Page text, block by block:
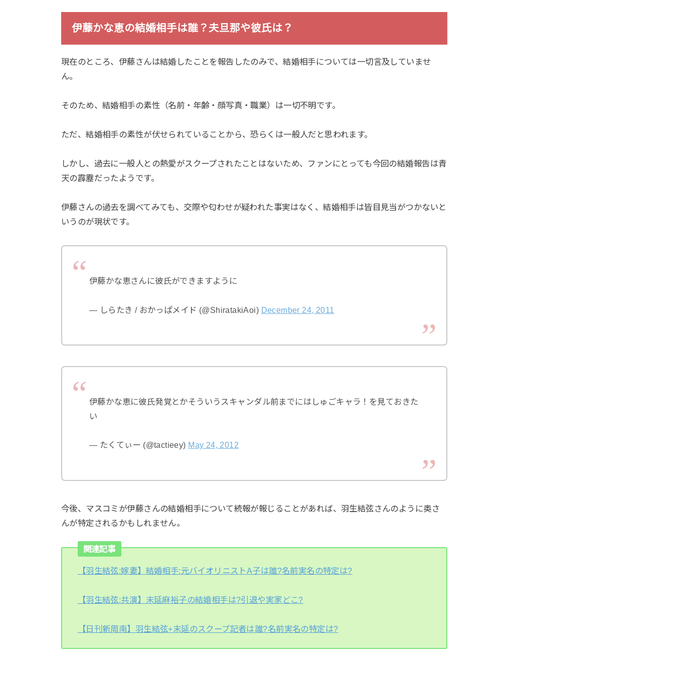
伊藤かな恵の結婚相手は誰？夫旦那や彼氏は？
現在のところ、伊藤さんは結婚したことを報告したのみで、結婚相手については一切言及していませ
ん。
そのため、結婚相手の素性（名前・年齢・顔写真・職業）は一切不明です。
ただ、結婚相手の素性が伏せられていることから、恐らくは一般人だと思われます。
しかし、過去に一般人との熱愛がスクープされたことはないため、ファンにとっても今回の結婚報告は青
天の霹靂だったようです。
伊藤さんの過去を調べてみても、交際や匂わせが疑われた事実はなく、結婚相手は皆目見当がつかないと
いうのが現状です。
伊藤かな恵さんに彼氏ができますように
— しらたき / おかっぱメイド (@ShiratakiAoi) December 24, 2011
伊藤かな恵に彼氏発覚とかそういうスキャンダル前までにはしゅごキャラ！を見ておきた
い
— たくてぃー (@tactieey) May 24, 2012
今後、マスコミが伊藤さんの結婚相手について続報が報じることがあれば、羽生結弦さんのように奥さ
んが特定されるかもしれません。
関連記事
【羽生結弦:嫁妻】結婚相手:元バイオリニストA子は誰?名前実名の特定は?
【羽生結弦:共演】末延麻裕子の結婚相手は?引退や実家どこ?
【日刊新周南】羽生結弦+末延のスクープ記者は誰?名前実名の特定は?